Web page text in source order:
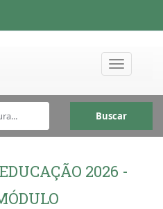
Toggle
navigation
Buscar
2026 -